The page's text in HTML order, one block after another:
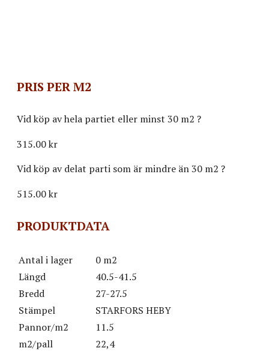
PRIS PER M2
Vid köp av hela partiet eller minst 30 m2 ?
315.00 kr
Vid köp av delat parti som är mindre än 30 m2 ?
515.00kr
PRODUKTDATA
Antal i lager
0 m2
Längd
40.5-41.5
Bredd
27-27.5
Stämpel
STARFORS HEBY
Pannor/m2
11.5
m2/pall
22,4